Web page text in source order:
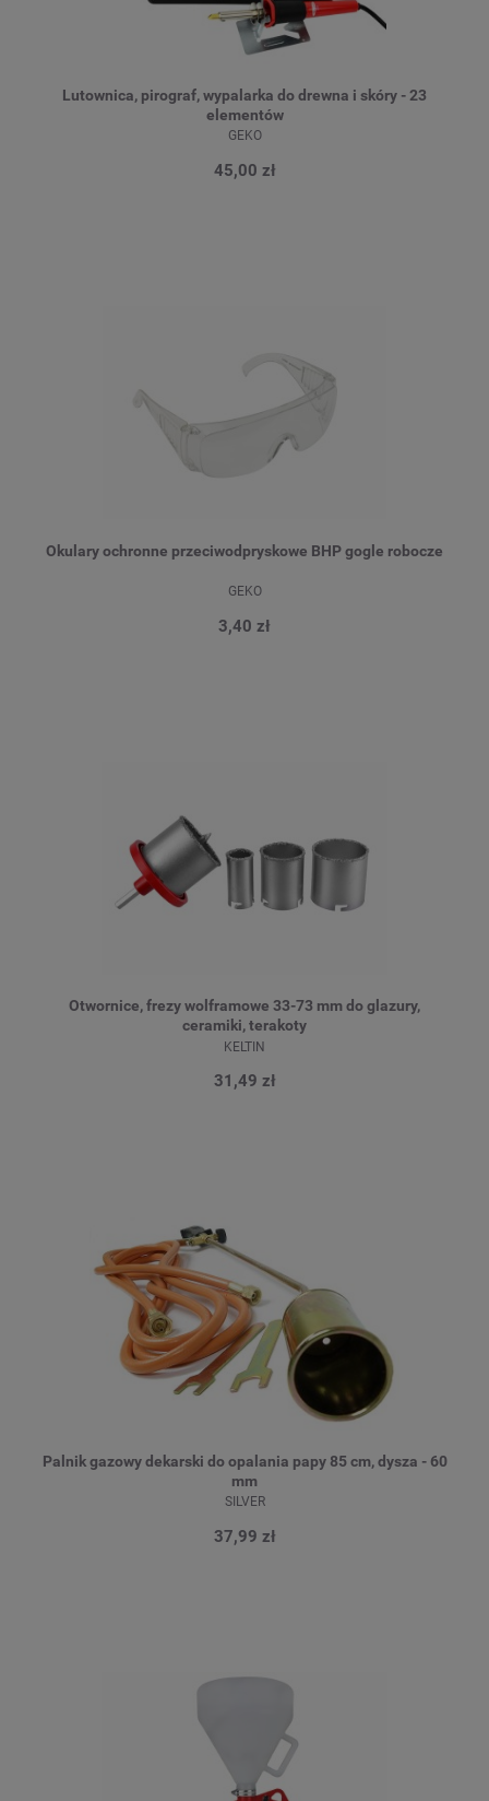
Lutownica, pirograf, wypalarka do drewna i skóry - 23
elementów
GEKO
45,00 zł
Okulary ochronne przeciwodpryskowe BHP gogle robocze
GEKO
3,40 zł
Otwornice, frezy wolframowe 33-73 mm do glazury,
ceramiki, terakoty
KELTIN
31,49 zł
Palnik gazowy dekarski do opalania papy 85 cm, dysza - 60
mm
SILVER
37,99 zł